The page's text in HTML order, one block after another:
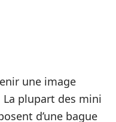
une image
La plupart des mini
d’une bague